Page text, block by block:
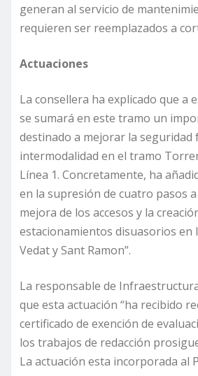
generan al servicio de
requieren ser reemplazados a
Actuaciones
La consellera ha explicado que a
se sumará en este tramo un
destinado a mejorar la seguridad
intermodalidad en el tramo
Línea 1. Concretamente, ha
en la supresión de cuatro pasos
mejora de los accesos y la
estacionamientos disuasorios en
Vedat y Sant Ramon”.
La responsable de
que esta actuación “ha recibido
certificado de exención de
los trabajos de redacción
La actuación esta incorporada al